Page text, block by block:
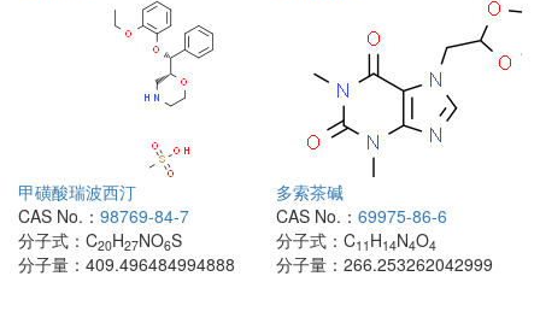
甲磺酸瑞波西汀
CAS No.： 98769-84-7
分子式： C20H27NO6S
分子量： 409.496484994888
多索茶碱
CAS No.： 69975-86-6
分子式： C11 H14N4O4
分子量： 266.253262042999